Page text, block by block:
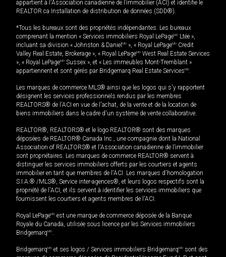
appartient à l'Association canadienne de l’immobilier (ACI) et identifie le
REALTOR.ca Installation de distribution de données (SDD®).
*Tous les bureaux sont des propriétés indépendantes. Les bureaux
comprenant la mention « Services immobiliers Royal LePageMD Ltée »,
incluant sa division « Johnston & Daniel MD », « Royal LePageMD Credit
Valley Real Estate, Brokerage », « Royal LePageMD West Real Estate Services
», « Royal LePageMD Sussex », et « Les immeubles Mont-Tremblant »
appartiennent et sont gérés par Bridgemarq Real Estate ServicesMD.
Les marques de commerce MLS® ainsi que les logos qui s'y rapportent
désignent les services professionnels rendus par les membres
REALTORS® de l'ACI en vue de l'achat, de la vente et de la location de
biens immobiliers dans le cadre d'un système de vente collaborative.
REALTOR®, REALTORS® et le logo REALTOR® sont des marques
déposées de REALTOR® Canada Inc., une compagnie dont la National
Association of REALTORS® et l'Association canadienne de l’immobilier
sont propriétaires. Les marques de commerce REALTOR® servent à
distinguer les services immobiliers offerts par les courtiers et agents
immobilier en tant que membres de l'ACI. Les marques d'homologation
S.I.A.® /MLS®, Service inter-agences®, et leurs logos respectifs sont la
propriété de l'ACI, et ils servent à identifier les services immobiliers que
fournissent les courtiers et agents membres de l'ACI.
Royal LePageMD est une marque de commerce déposée de la Banque
Royale du Canada, utilisée sous licence par les Services immobiliers
BridgemarqMD.
BridgemarqMD et ses logos / Services immobiliers BridgemarqMD sont des